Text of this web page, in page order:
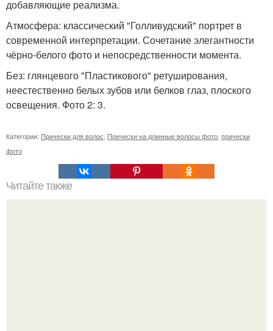
добавляющие реализма.
Атмосфера: классический "Голливудский" портрет в
современной интерпретации. Сочетание элегантности
чёрно-белого фото и непосредственности момента.
Без: глянцевого "Пластикового" ретуширования,
неестественно белых зубов или белков глаз, плоского
освещения. Фото 2: 3.
Категории: Прически для волос Прически на длинные волосы фото прически
фото
Читайте также